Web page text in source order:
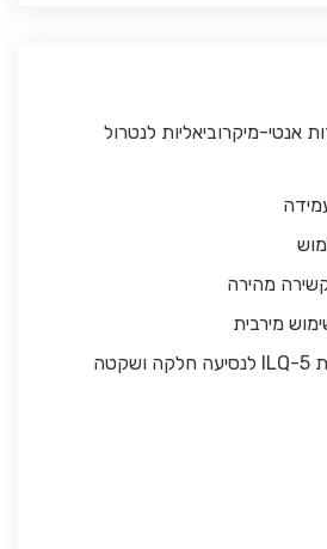
אנטי-מיקרוביאליות לנטרול
מהירה
מירבית
מסבים בטכנולוגיית ILQ-5 לנסיעה חלקה ושקטה